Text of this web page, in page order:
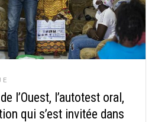
l’Ouest, l’autotest oral,
qui s’est invitée dans